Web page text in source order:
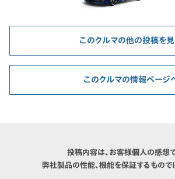
このクルマの他の投稿を見
このクルマの情報ページ
投稿内容は、お客様個人の感想で
弊社製品の性能、機能を保証するもので